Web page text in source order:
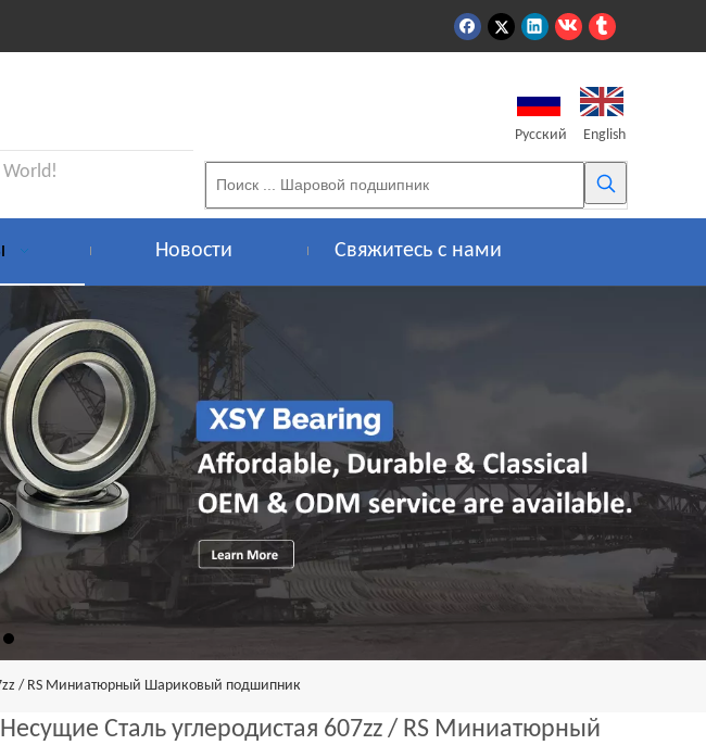
Pусский English
Новости Свяжитесь с нами
/ RS Миниатюрный Шариковый подшипник
Несущие Сталь углеродистая 607zz / RS Миниатюрный